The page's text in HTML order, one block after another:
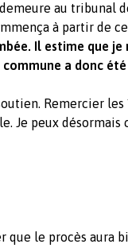
au tribunal
à partir de
Il estime que je
a donc
Remercier
Je peux désormais
que le procès aura